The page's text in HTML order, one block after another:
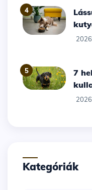
4
Lássuk, mit tesznek a
5
7 hely, ahol keresni kell a
Kategóriák